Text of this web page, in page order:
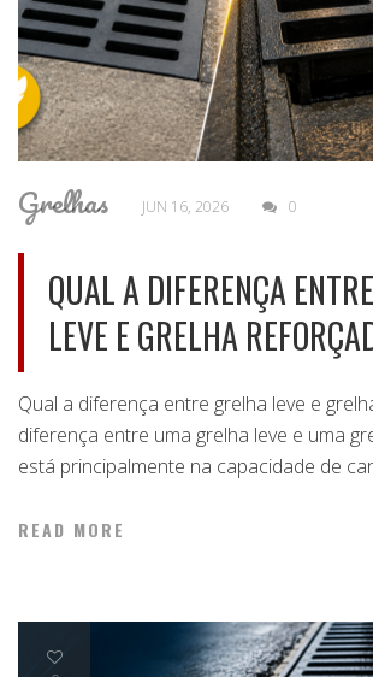
Grelhas JUN 16, 2026 0
QUAL A DIFERENÇA
LEVE E GRELHA
Qual a diferença entre grelha leve e
diferença entre uma grelha leve e uma
está principalmente na capacidade de
READ MORE